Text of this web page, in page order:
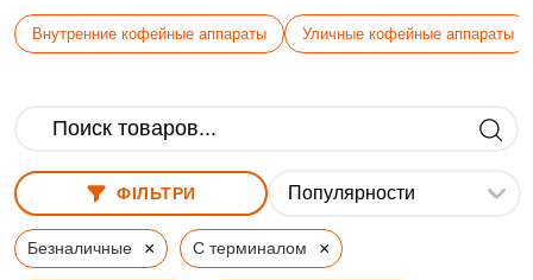
Внутренние кофейные аппараты Уличные кофейные аппараты
ФІЛЬТРИ
Безналичные × С терминалом ×